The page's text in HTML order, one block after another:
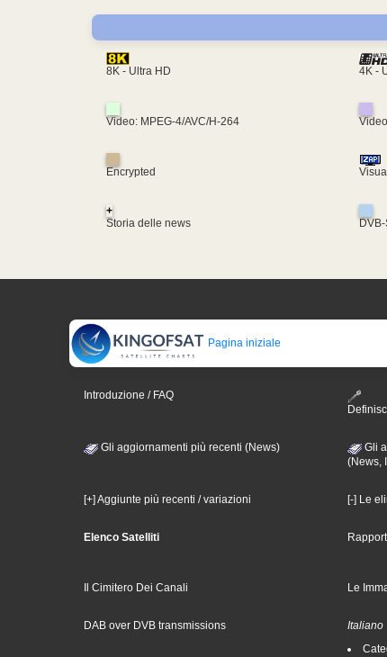
8K - Ultra HD 4K -
Video: MPEG-4/AVC/H-264
Encrypted
+
Storia delle news
Pagina iniziale
Introduzione / FAQ
Gli aggiornamenti più recenti (News)
Gli
(News,
[+] Aggiunte più recenti / variazioni [-] Le
Elenco Satelliti
Il Cimitero Dei Canali Le
DAB over DVB transmissions
Italiano